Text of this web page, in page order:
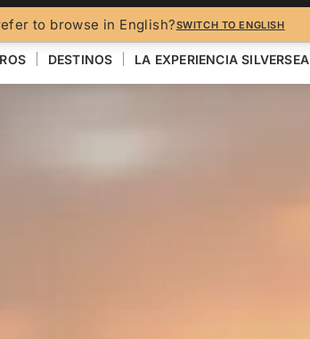
to browse in English?SWITCH TO ENGLISH
DESTINOS LA EXPERIENCIA SILVERSEA